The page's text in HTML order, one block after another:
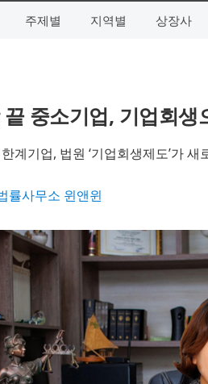
주제별 지역별 상장사
끝 중소기업, 기업회
계기업, 법원 ‘기업회생제도’가 새
률사무소 윈앤윈